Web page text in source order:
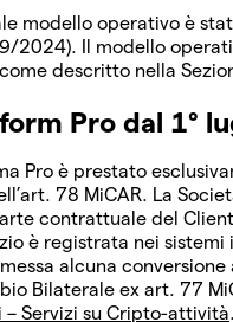
modello operativo è
2024). Il modello
descritto nella
Pro dal 1°
Pro è prestato
78 MiCAR. La
contrattuale del
è registrata nei sistemi
alcuna
Bilaterale ex art. 77
– Servizi su Cripto-attività.